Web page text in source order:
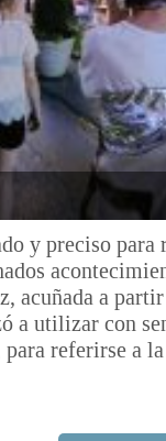
y preciso para
acuñada a
a utilizar con
referirse a